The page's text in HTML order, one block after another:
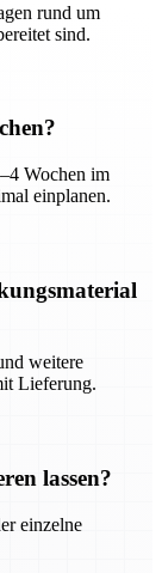
rund um
sind.
Wochen im
einplanen.
weitere
Lieferung.
lassen?
einzelne